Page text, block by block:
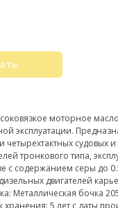
моторное
эксплуатации.
четырехтактных судовых
тронкового типа,
с содержанием серы до
двигателей
Металлическая бочка
5 лет с даты